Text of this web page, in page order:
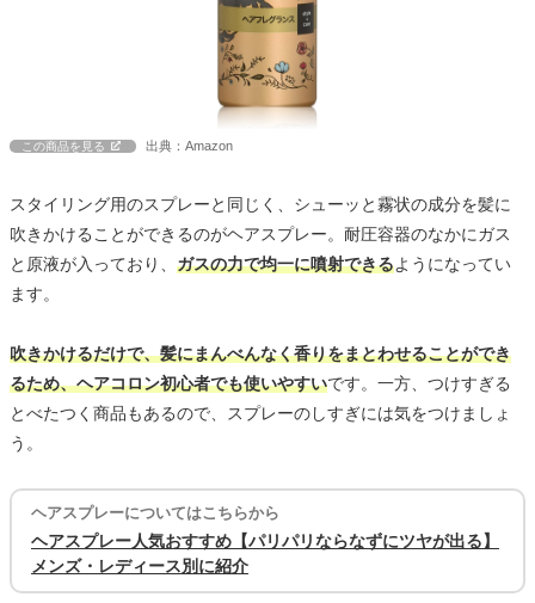
この商品を見る 出典：Amazon
スタイリング用のスプレーと同じく、シューッと霧状の成分を髪に
吹きかけることができるのがヘアスプレー。耐圧容器のなかにガス
と原液が入っており、 ガスの力で均一に噴射できるようになってい
ます。
吹きかけるだけで、髪にまんべんなく香りをまとわせることができ
るため、ヘアコロン初心者でも使いやすいです。一方、つけすぎる
とべたつく商品もあるので、スプレーのしすぎには気をつけましょ
う。
ヘアスプレーについてはこちらから
ヘアスプレー人気おすすめ【パリパリならなずにツヤが出る】
メンズ・レディース別に紹介